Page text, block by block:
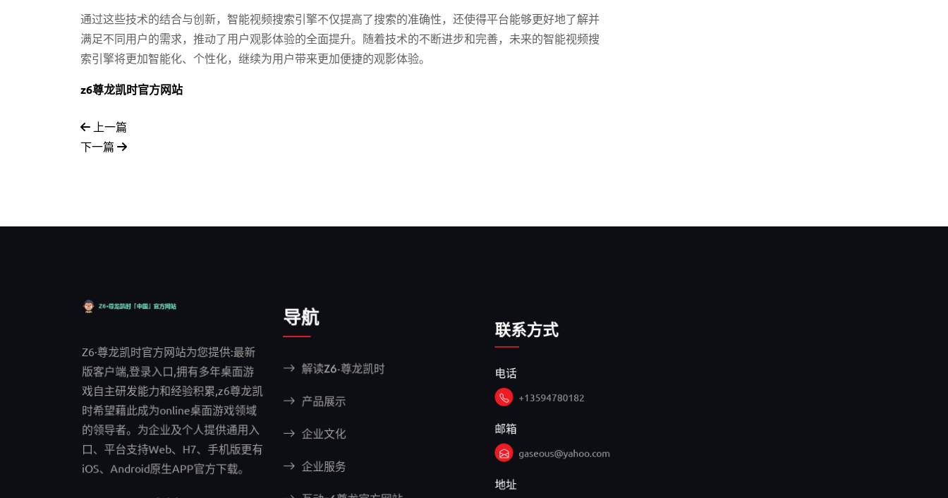
通过这些技术的结合与创新，智能视频搜索引擎不仅提高了搜索的准确性，还使得平台能够更好地了解并
满足不同用户的需求，推动了用户观影体验的全面提升。随着技术的不断进步和完善，未来的智能视频搜
索引擎将更加智能化、个性化，继续为用户带来更加便捷的观影体验。
z6尊龙凯时官方网站
上一篇
下一篇
Z6·尊龙凯时官方网站为您提供:最新
版客户端,登录入口,拥有多年桌面游
戏自主研发能力和经验积累,z6尊龙凯
时希望藉此成为online桌面游戏领域
的领导者。为企业及个人提供通用入
口、平台支持Web、H7、手机版更有
iOS、Android原生APP官方下载。
导航
解读Z6·尊龙凯时
产品展示
企业文化
企业服务
联系方式
电话
+13594780182
邮箱
gaseous@yahoo.com